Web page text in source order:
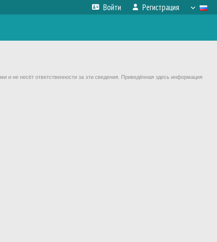
Войти Регистрация
и не несёт ответственности за эти сведения. Приведённая здесь информация